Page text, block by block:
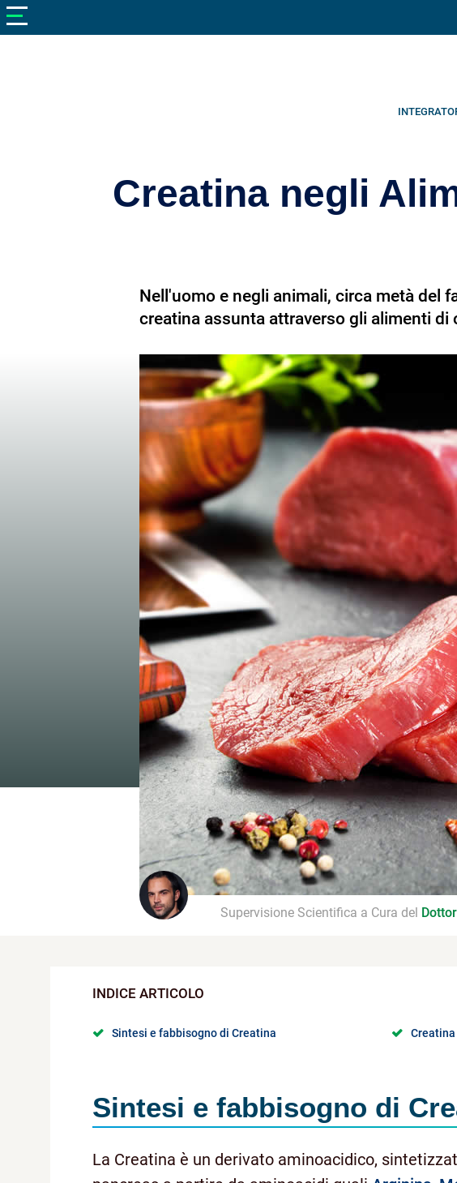
Creatina negli
Nell'uomo e negli animali, circa metà del
creatina assunta attraverso gli alimenti
Supervisione Scientifica a Cura del
Sintesi e fabbisogno di Creatina
Sintesi e fabbisogno di
La Creatina è un derivato aminoacidico,
V netonutrizione